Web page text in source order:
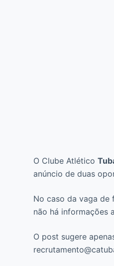
O Clube Atlético
anúncio de duas
No caso da vaga de
não há informações
O post sugere